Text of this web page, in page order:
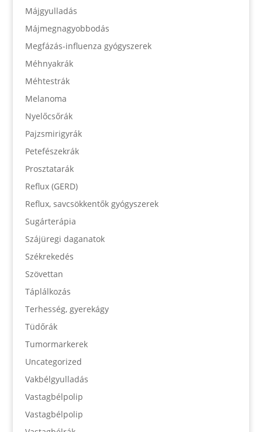
Májgyulladás
Májmegnagyobbodás
Megfázás-influenza gyógyszerek
Méhnyakrák
Méhtestrák
Melanoma
Nyelőcsőrák
Pajzsmirigyrák
Petefészekrák
Prosztatarák
Reflux (GERD)
Reflux, savcsökkentők gyógyszerek
Sugárterápia
Szájüregi daganatok
Székrekedés
Szövettan
Táplálkozás
Terhesség, gyerekágy
Tüdőrák
Tumormarkerek
Uncategorized
Vakbélgyulladás
Vastagbélpolip
Vastagbélpolip